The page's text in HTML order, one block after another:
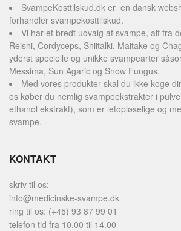
SvampeKosttilskud.dk er en dansk
forhandler svampekosttilskud.
Vi har et bredt udvalg af svampe, alt fra
Reishi, Cordyceps, Shiitalki, Maitake og
yderst specielle og unikke svampearter
Messima, Sun Agaric og Snow Fungus.
Med vores produkter skal du ikke koge
os køber du nemlig svampeekstrakter i
ethanol ekstrakt), som er letopløselige og
svampe.
KONTAKT
skriv til os:
info@medicinske-svampe.dk
ring til os: (+45) 93 87 99 01
telefon tid fra 10.00 til 14.00